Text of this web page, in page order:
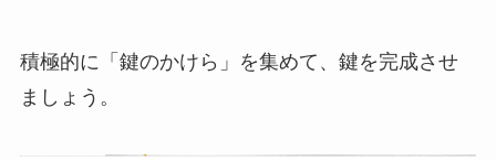
積極的に「鍵のかけら」を集めて、鍵を完成させ
ましょう。